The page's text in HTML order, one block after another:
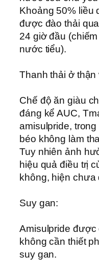
Khoảng 50% liều
được đào thải
24 giờ đầu
nước tiểu).
Thanh thải ở
Chế độ ăn giàu
đáng kể AUC,
amisulpride,
béo không làm
Tuy nhiên ảnh
hiệu quả điều trị
không, hiện
Suy gan:
Amisulpride được
không cần thiết
suy gan.